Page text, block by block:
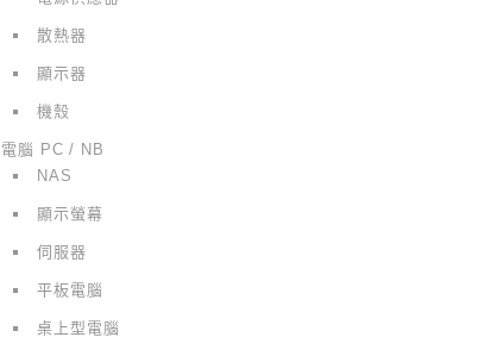
散熱器
顯示器
機殼
電腦 PC / NB
NAS
顯示螢幕
伺服器
平板電腦
桌上型電腦